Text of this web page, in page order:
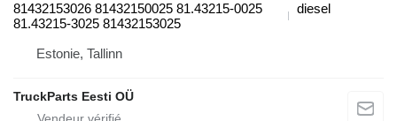
81432153026 81432150025 81.43215-0025
81.43215-3025 81432153025
diesel
Estonie, Tallinn
TruckParts Eesti OÜ